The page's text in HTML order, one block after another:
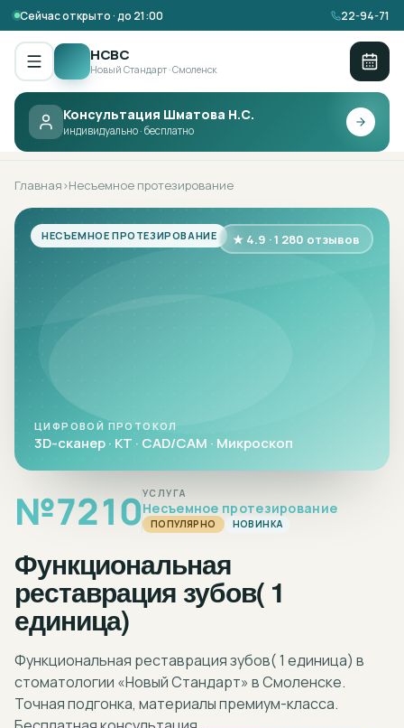
Сейчас открыто · до 21:00 22-94-71
НСВС
Новый Стандарт · Смоленск
Консультация Шматова Н.С.
индивидуально · бесплатно
НСВС ·НЕСЪЕМНОЕ
ПРОТЕЗИРОВАНИЕ
Главная›Несъемное протезирование
№7210УСЛУГА
Несъемное протезирование
ПОПУЛЯРНО НОВИНКА
Функциональная
реставрация зубов( 1
единица)
Функциональная реставрация зубов( 1 единица) в
стоматологии «Новый Стандарт» в Смоленске.
Точная подгонка, материалы премиум-класса.
НЕСЪЕМНОЕ ПРОТЕЗИРОВАНИЕ ★ 4.9 · 1 280 отзывов
ЦИФРОВОЙ ПРОТОКОЛ
3D-сканер · КТ · CAD/CAM · Микроскоп